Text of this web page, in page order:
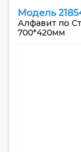
Модель
Алфавит по
700*420мм